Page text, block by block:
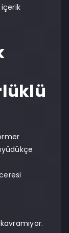
kavramıyor.